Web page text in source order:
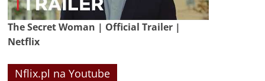
The Secret Woman | Official Trailer |
Netflix
Nflix.pl na Youtube